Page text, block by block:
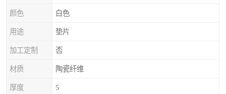
颜色 白色
用途 垫片
加工定制 否
材质 陶瓷纤维
厚度 5